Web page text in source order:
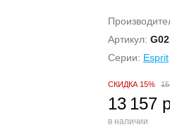
Артикул:
Серии: Esprit
СКИДКА 15%
13 157
в наличии